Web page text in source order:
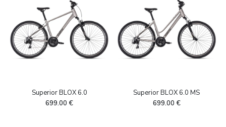
Superior BLOX 6.0
699.00 €
Superior BLOX 6.0 MS
699.00 €